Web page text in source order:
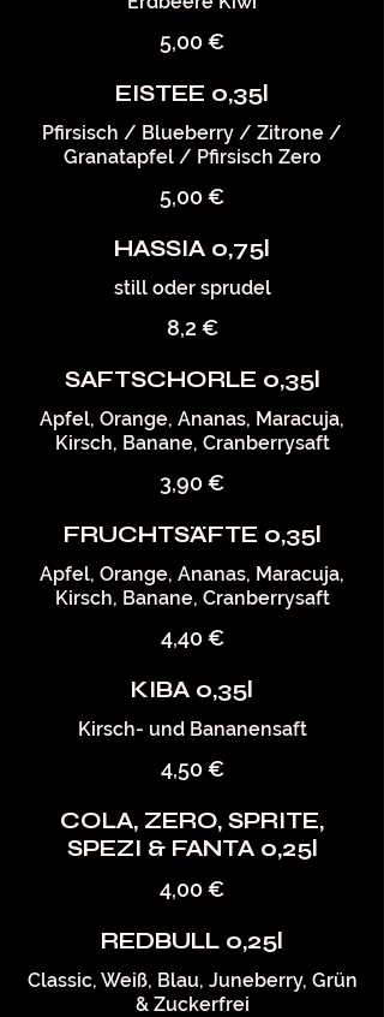
5,00 €
EISTEE 0,35l
Pfirsisch / Blueberry / Zitrone /
Granatapfel / Pfirsisch Zero
5,00 €
HASSIA 0,75l
still oder sprudel
8,2 €
SAFTSCHORLE 0,35l
Apfel, Orange, Ananas, Maracuja,
Kirsch, Banane, Cranberrysaft
3,90 €
FRUCHTSÄFTE 0,35l
Apfel, Orange, Ananas, Maracuja,
Kirsch, Banane, Cranberrysaft
4,40 €
KIBA 0,35l
Kirsch- und Bananensaft
4,50 €
COLA, ZERO, SPRITE,
SPEZI & FANTA 0,25l
4,00 €
REDBULL 0,25l
Classic, Weiß, Blau, Juneberry, Grün
& Zuckerfrei